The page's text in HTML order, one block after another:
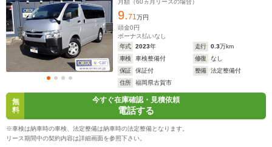
月額（60 ヵ月リースの場合）
9.71万円
頭金0円
ボーナス払いなし
年式
2023年 走行 0.3万km
車検
車検整備付 修復
なし
保証
保証付 整備
法定整備付
住所
福岡県古賀市
無
料
今すぐ在庫確認・見積依頼
電話する
※車検は納車時の車検、法定整備は納車時の法定整備となります。
リース期間中の契約内容は詳細画面を参照下さい。